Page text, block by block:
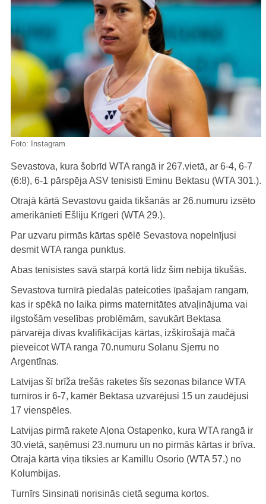
Foto: Instagram
Sevastova, kura šobrīd WTA rangā ir 267.vietā, ar 6-4, 6-7
(6:8), 6-1 pārspēja ASV tenisisti Eminu Bektasu (WTA 301.).
Otrajā kārtā Sevastovu gaida tikšanās ar 26.numuru izsēto
amerikānieti Ešliju Krīgeri (WTA 29.).
Par uzvaru pirmās kārtas spēlē Sevastova nopelnījusi
desmit WTA ranga punktus.
Abas tenisistes savā starpā kortā līdz šim nebija tikušās.
Sevastova turnīrā piedalās pateicoties īpašajam rangam,
kas ir spēkā no laika pirms maternitātes atvaļinājuma vai
ilgstošām veselības problēmām, savukārt Bektasa
pārvarēja divas kvalifikācijas kārtas, izšķirošajā mačā
pieveicot WTA ranga 70.numuru Solanu Sjerru no
Argentīnas.
Latvijas šī brīža trešās raketes šīs sezonas bilance WTA
turnīros ir 6-7, kamēr Bektasa uzvarējusi 15 un zaudējusi
17 vienspēles.
Latvijas pirmā rakete Aļona Ostapenko, kura WTA rangā ir
30.vietā, saņēmusi 23.numuru un no pirmās kārtas ir brīva.
Otrajā kārtā viņa tiksies ar Kamillu Osorio (WTA 57.) no
Kolumbijas.
Turnīrs Sinsinati norisinās cietā seguma kortos.